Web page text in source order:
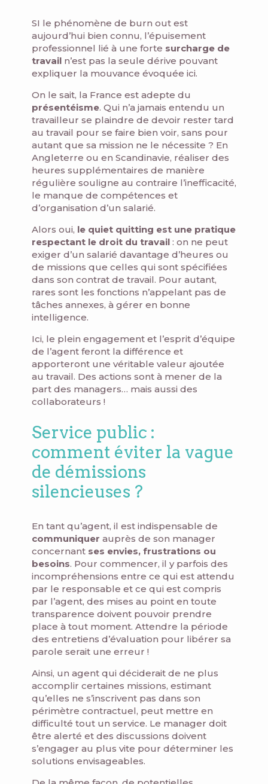
SI le phénomène de burn out est
aujourd’hui bien connu, l’épuisement
professionnel lié à une forte surcharge de
travail n’est pas la seule dérive pouvant
expliquer la mouvance évoquée ici.
On le sait, la France est adepte du
présentéisme. Qui n’a jamais entendu un
travailleur se plaindre de devoir rester tard
au travail pour se faire bien voir, sans pour
autant que sa mission ne le nécessite ? En
Angleterre ou en Scandinavie, réaliser des
heures supplémentaires de manière
régulière souligne au contraire l’inefficacité,
le manque de compétences et
d’organisation d’un salarié.
Alors oui, le quiet quitting est une pratique
respectant le droit du travail : on ne peut
exiger d’un salarié davantage d’heures ou
de missions que celles qui sont spécifiées
dans son contrat de travail. Pour autant,
rares sont les fonctions n’appelant pas de
tâches annexes, à gérer en bonne
intelligence.
Ici, le plein engagement et l’esprit d’équipe
de l’agent feront la différence et
apporteront une véritable valeur ajoutée
au travail. Des actions sont à mener de la
part des managers… mais aussi des
collaborateurs !
Service public :
comment éviter la vague
de démissions
silencieuses ?
En tant qu’agent, il est indispensable de
communiquer auprès de son manager
concernant ses envies, frustrations ou
besoins. Pour commencer, il y parfois des
incompréhensions entre ce qui est attendu
par le responsable et ce qui est compris
par l’agent, des mises au point en toute
transparence doivent pouvoir prendre
place à tout moment. Attendre la période
des entretiens d’évaluation pour libérer sa
parole serait une erreur !
Ainsi, un agent qui déciderait de ne plus
accomplir certaines missions, estimant
qu’elles ne s’inscrivent pas dans son
périmètre contractuel, peut mettre en
difficulté tout un service. Le manager doit
être alerté et des discussions doivent
s’engager au plus vite pour déterminer les
solutions envisageables.